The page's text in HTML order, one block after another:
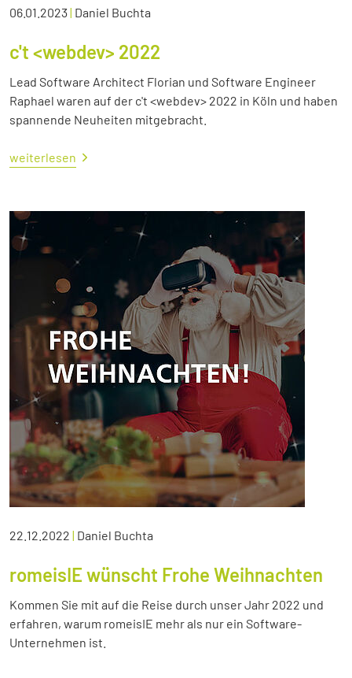
06.01.2023| Daniel Buchta
c't <webdev> 2022
Lead Software Architect Florian und Software Engineer
Raphael waren auf der c't <webdev> 2022 in Köln und haben
spannende Neuheiten mitgebracht.
weiterlesen
22.12.2022 | Daniel Buchta
romeisIE wünscht Frohe Weihnachten
Kommen Sie mit auf die Reise durch unser Jahr 2022 und
erfahren, warum romeisIE mehr als nur ein Software-
Unternehmen ist.